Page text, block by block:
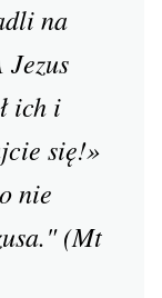
na
ich i
się!»
nie
(Mt